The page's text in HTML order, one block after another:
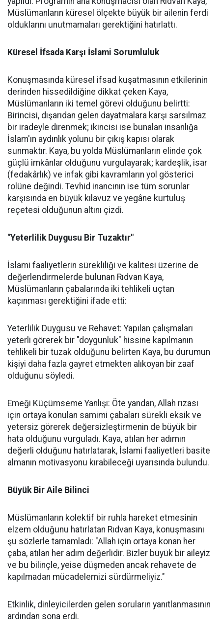
Müslümanların küresel ölçekte büyük bir ailenin ferdi
olduklarını unutmamaları gerektiğini hatırlattı.
Küresel İfsada Karşı İslami Sorumluluk
Konuşmasında küresel ifsad kuşatmasının etkilerinin
derinden hissedildiğine dikkat çeken Kaya,
Müslümanların iki temel görevi olduğunu belirtti:
Birincisi, dışarıdan gelen dayatmalara karşı sarsılmaz
bir iradeyle direnmek; ikincisi ise bunalan insanlığa
İslam'ın aydınlık yolunu bir çıkış kapısı olarak
sunmaktır. Kaya, bu yolda Müslümanların elinde çok
güçlü imkânlar olduğunu vurgulayarak; kardeşlik, isar
(fedakârlık) ve infak gibi kavramların yol gösterici
rolüne değindi. Tevhid inancının ise tüm sorunlar
karşısında en büyük kılavuz ve yegâne kurtuluş
reçetesi olduğunun altını çizdi.
"Yeterlilik Duygusu Bir Tuzaktır"
İslami faaliyetlerin sürekliliği ve kalitesi üzerine de
değerlendirmelerde bulunan Rıdvan Kaya,
Müslümanların çabalarında iki tehlikeli uçtan
kaçınması gerektiğini ifade etti:
Yeterlilik Duygusu ve Rehavet: Yapılan çalışmaları
yeterli görerek bir "doygunluk" hissine kapılmanın
tehlikeli bir tuzak olduğunu belirten Kaya, bu durumun
kişiyi daha fazla gayret etmekten alıkoyan bir zaaf
olduğunu söyledi.
Emeği Küçümseme Yanlışı: Öte yandan, Allah rızası
için ortaya konulan samimi çabaları sürekli eksik ve
yetersiz görerek değersizleştirmenin de büyük bir
hata olduğunu vurguladı. Kaya, atılan her adımın
değerli olduğunu hatırlatarak, İslami faaliyetleri basite
almanın motivasyonu kırabileceği uyarısında bulundu.
Büyük Bir Aile Bilinci
Müslümanların kolektif bir ruhla hareket etmesinin
elzem olduğunu hatırlatan Rıdvan Kaya, konuşmasını
şu sözlerle tamamladı: "Allah için ortaya konan her
çaba, atılan her adım değerlidir. Bizler büyük bir aileyiz
ve bu bilinçle, yeise düşmeden ancak rehavete de
kapılmadan mücadelemizi sürdürmeliyiz."
Etkinlik, dinleyicilerden gelen soruların yanıtlanmasının
ardından sona erdi.